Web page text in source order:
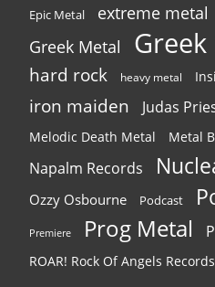
Epic Metal extreme metal
Greek Metal Greek
hard rock heavy metal
iron maiden Judas
Melodic Death Metal Metal
Napalm Records
Ozzy Osbourne Podcast
Premiere Prog Metal
ROAR! Rock Of Angels Records